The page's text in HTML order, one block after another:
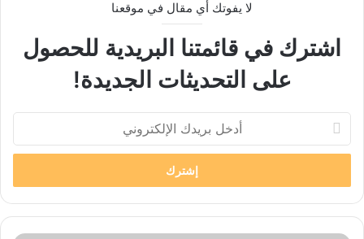
لا يفوتك أي مقال في موقعنا
اشترك في قائمتنا البريدية للحصول
على التحديثات الجديدة!
أدخل
بريدك
الإلكتروني